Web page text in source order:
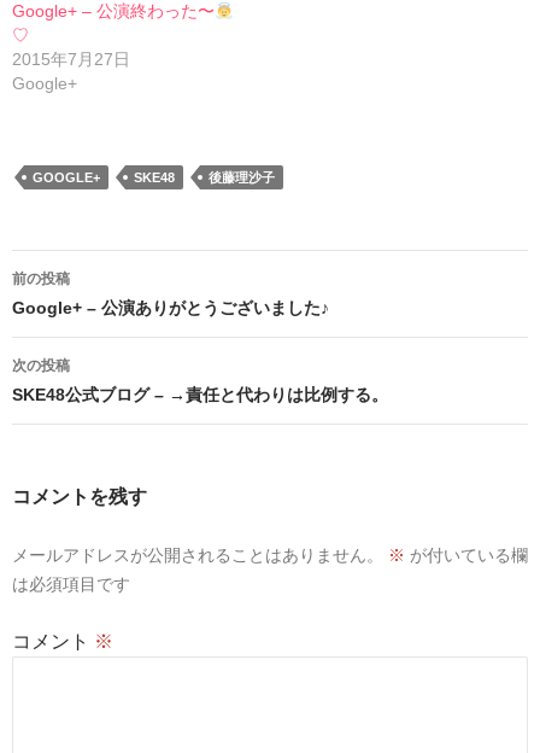
Google+ – 公演終わった〜
♡
2015年7月27日
Google+
GOOGLE+ SKE48 後藤理沙子
投
稿
ナ
ビ
ョ
前の投稿
Google+ – 公演ありがとうございました♪
次の投稿
SKE48公式ブログ – →責任と代わりは比例する。
コメントを残す
メールアドレスが公開されることはありません。 ※ が付いている欄
は必須項目です
コメント ※